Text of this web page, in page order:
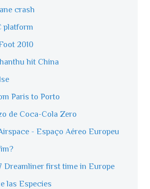
crash
platform
2010
hit China
Paris to Porto
de Coca-Cola Zero
- Espaço Aéreo Europeu
Dreamliner first time in Europe
las Especies